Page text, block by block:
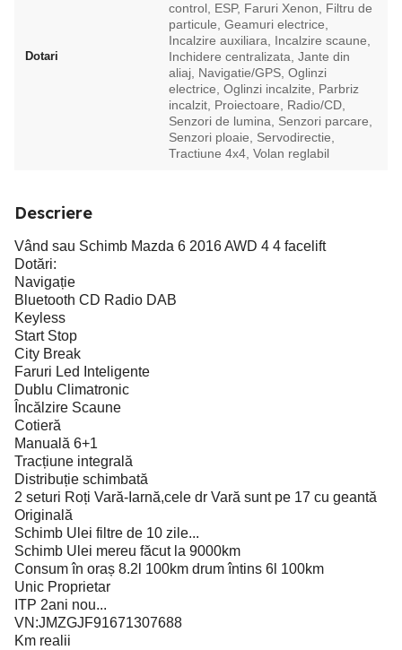
Dotari
control, ESP, Faruri Xenon, Filtru de
particule, Geamuri electrice,
Incalzire auxiliara, Incalzire scaune,
Inchidere centralizata, Jante din
aliaj, Navigatie/GPS, Oglinzi
electrice, Oglinzi incalzite, Parbriz
incalzit, Proiectoare, Radio/CD,
Senzori de lumina, Senzori parcare,
Senzori ploaie, Servodirectie,
Tractiune 4x4, Volan reglabil
Descriere
Vând sau Schimb Mazda 6 2016 AWD 4 4 facelift
Dotări:
Navigație
Bluetooth CD Radio DAB
Keyless
Start Stop
City Break
Faruri Led Inteligente
Dublu Climatronic
Încălzire Scaune
Cotieră
Manuală 6+1
Tracțiune integrală
Distribuție schimbată
2 seturi Roți Vară-Iarnă,cele dr Vară sunt pe 17 cu geantă
Originală
Schimb Ulei filtre de 10 zile...
Schimb Ulei mereu făcut la 9000km
Consum în oraș 8.2l 100km drum întins 6l 100km
Unic Proprietar
ITP 2ani nou...
VN:JMZGJF91671307688
Km realii